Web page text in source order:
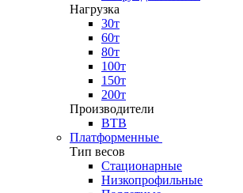
Нагрузка
30т
60т
80т
100т
150т
200т
Производители
ВТВ
Платформенные
Тип весов
Стационарные
Низкопрофильные